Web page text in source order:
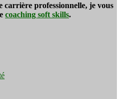
carrière professionnelle, je vous
coaching soft skills.